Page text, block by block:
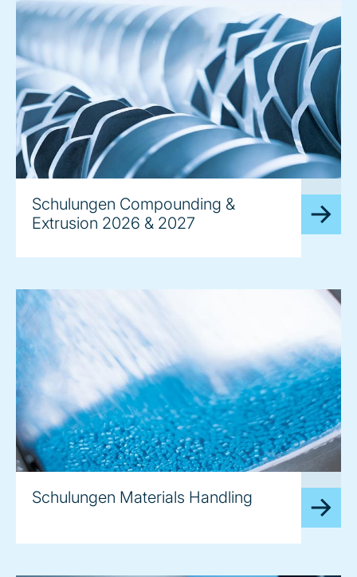
Schulungen Compounding &
Extrusion 2026 & 2027
Schulungen Materials Handling